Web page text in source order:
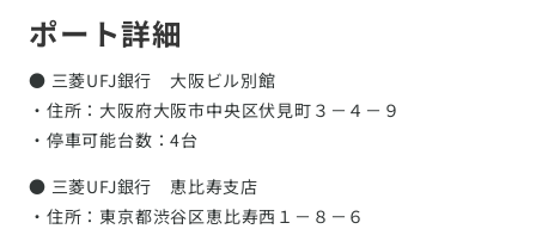
ポート詳細
● 三菱UFJ銀行 大阪ビル別館
・住所：大阪府大阪市中央区伏見町３－４－９
・停車可能台数：4台
● 三菱UFJ銀行 恵比寿支店
・住所：東京都渋谷区恵比寿西１－８－６